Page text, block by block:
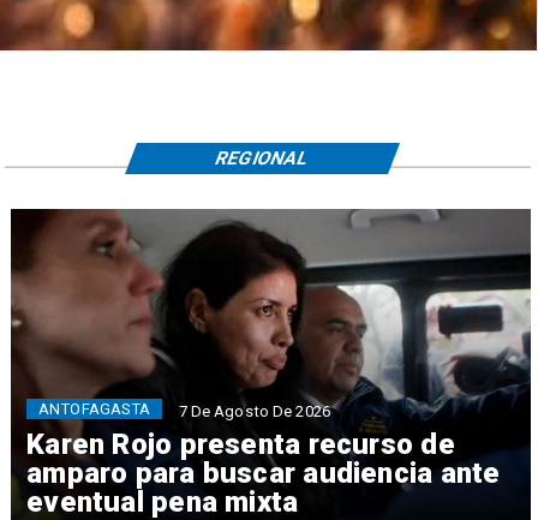
Karen Rojo presenta recurso de
amparo para buscar audiencia ante
eventual pena mixta
ANTOFAGASTA 7 De Agosto De 2026
REGIONAL